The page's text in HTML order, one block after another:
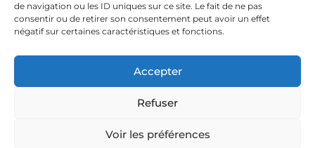
de navigation ou les ID uniques sur ce site. Le fait de ne pas
consentir ou de retirer son consentement peut avoir un effet
négatif sur certaines caractéristiques et fonctions.
Accepter
Refuser
Voir les préférences